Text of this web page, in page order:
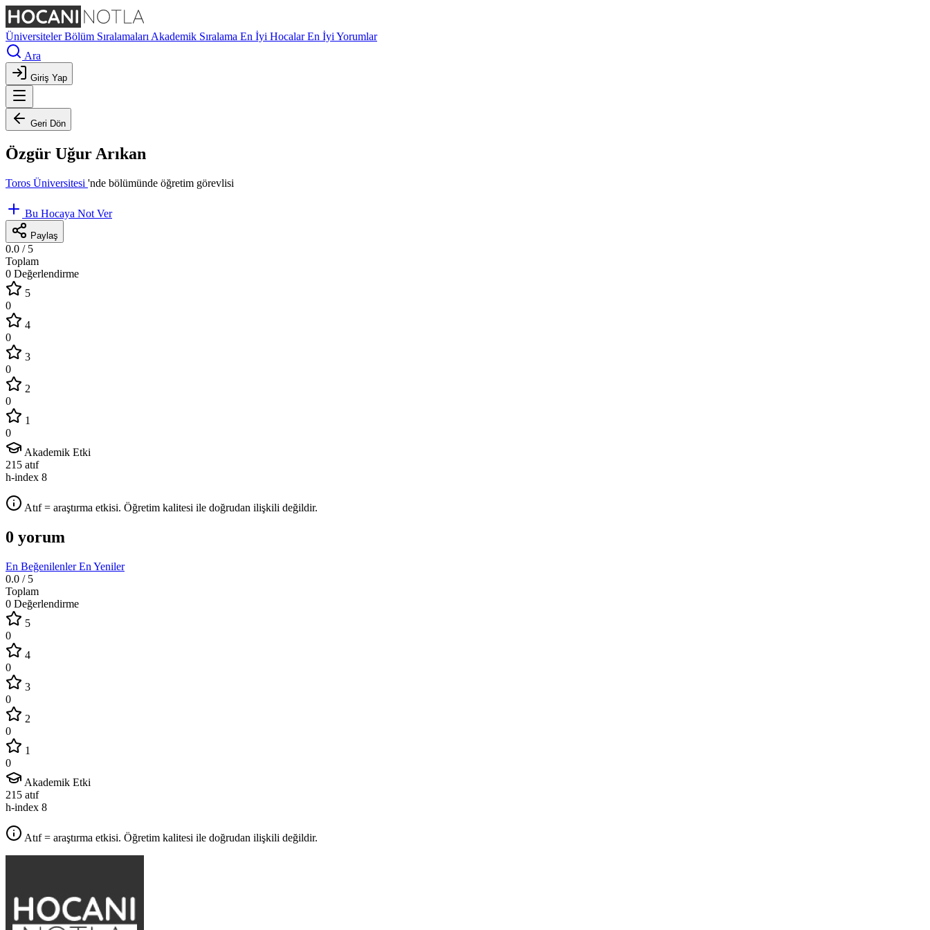
ÜniversitelerBölüm Sıralamaları Akademik Sıralama En İyi HocalarEn İyi Yorumlar
Ara
Giriş Yap
Geri Dön
Özgür Uğur Arıkan
Toros Üniversitesi 'nde bölümünde öğretim görevlisi
Bu Hocaya Not Ver
Paylaş
0.0 / 5
Toplam
0 Değerlendirme
5
0
4
0
3
0
2
0
1
0
Akademik Etki
215 atıf
h-index 8
Atıf = araştırma etkisi. Öğretim kalitesi ile doğrudan ilişkili değildir.
0 yorum
En BeğenilenlerEn Yeniler
0.0 / 5
Toplam
0 Değerlendirme
5
0
4
0
3
0
2
0
1
0
Akademik Etki
215 atıf
h-index 8
Atıf = araştırma etkisi. Öğretim kalitesi ile doğrudan ilişkili değildir.